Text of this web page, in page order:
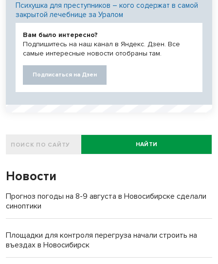
Психушка для преступников – кого содержат в самой
закрытой лечебнице за Уралом
Вам было интересно?
Подпишитесь на наш канал в Яндекс. Дзен. Все
самые интересные новости отобраны там.
Подписаться на Дзен
НАЙТИ
Новости
Прогноз погоды на 8-9 августа в Новосибирске сделали
синоптики
Площадки для контроля перегруза начали строить на
въездах в Новосибирск